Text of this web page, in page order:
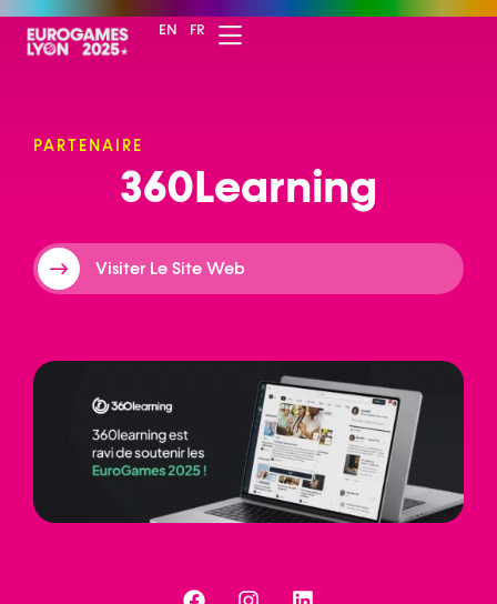
EN FR
PARTENAIRE
360Learning
Visiter Le Site Web